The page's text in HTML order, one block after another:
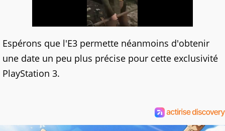
Espérons que l'E3 permette néanmoins d'obtenir
une date un peu plus précise pour cette exclusivité
PlayStation 3.